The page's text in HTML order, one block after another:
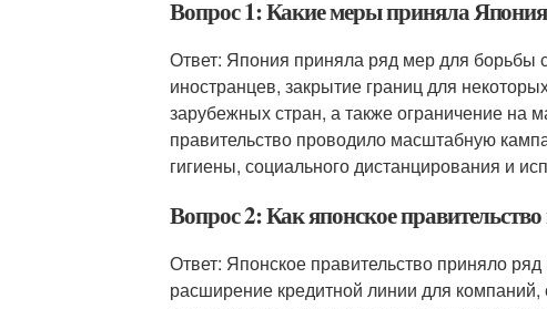
Вопрос 1: Какие меры приняла
Ответ: Япония приняла ряд мер для борьбы
иностранцев, закрытие границ для
зарубежных стран, а также ограничение на
правительство проводило масштабную
гигиены, социального дистанцирования и
Вопрос 2: Как японское
Ответ: Японское правительство приняло
расширение кредитной линии для